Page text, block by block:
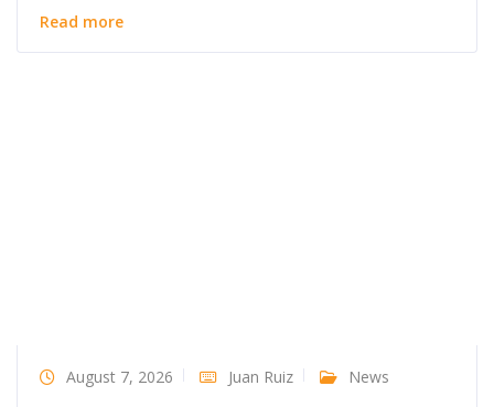
Read more
August 7, 2026 Juan Ruiz News